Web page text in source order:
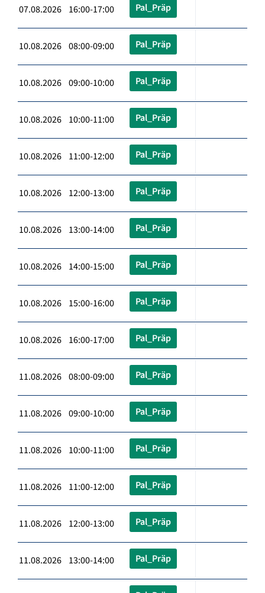
07.08.2026 16:00-17:00 Pal_Präp
10.08.2026 08:00-09:00 Pal_Präp
10.08.2026 09:00-10:00 Pal_Präp
10.08.2026 10:00-11:00 Pal_Präp
10.08.2026 11:00-12:00 Pal_Präp
10.08.2026 12:00-13:00 Pal_Präp
10.08.2026 13:00-14:00 Pal_Präp
10.08.2026 14:00-15:00 Pal_Präp
10.08.2026 15:00-16:00 Pal_Präp
10.08.2026 16:00-17:00 Pal_Präp
11.08.2026 08:00-09:00 Pal_Präp
11.08.2026 09:00-10:00 Pal_Präp
11.08.2026 10:00-11:00 Pal_Präp
11.08.2026 11:00-12:00 Pal_Präp
11.08.2026 12:00-13:00 Pal_Präp
11.08.2026 13:00-14:00 Pal_Präp